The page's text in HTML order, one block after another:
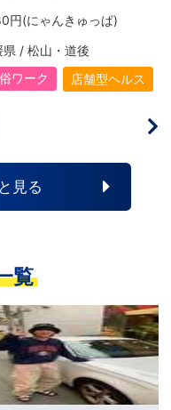
ドグループ】
2980円(にゃんきゅっぱ)
愛媛県 / 松山・道後
風俗ワーク
店舗型ヘ
見る
覧